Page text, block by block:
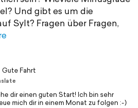
Und gibt es um die
Sylt? Fragen über Fragen,
Gute Fahrt
dir einen guten Start! Ich bin sehr
mich dir in einem Monat zu folgen :-)